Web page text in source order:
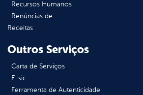
Recursos Humanos
Renúncias de
Receitas
Outros Serviços
Carta de Serviços
E-sic
Ferramenta de Autenticidade